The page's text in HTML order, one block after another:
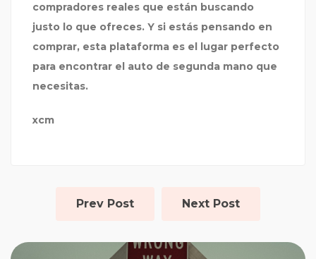
compradores reales que están buscando
justo lo que ofreces. Y si estás pensando en
comprar, esta plataforma es el lugar perfecto
para encontrar el auto de segunda mano que
necesitas.
xcm
Prev Post Next Post